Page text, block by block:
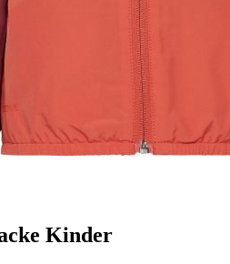
Kinder